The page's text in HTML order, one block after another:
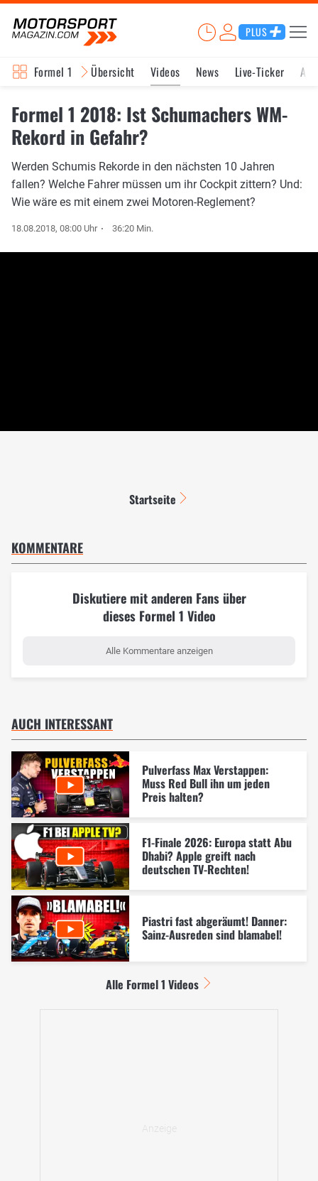
PLUS
Formel 1 Übersicht Videos News Live-Ticker
Formel 1 2018: Ist Schumachers WM-
Rekord in Gefahr?
Werden Schumis Rekorde in den nächsten 10 Jahren
fallen? Welche Fahrer müssen um ihr Cockpit zittern? Und:
Wie wäre es mit einem zwei Motoren-Reglement?
18.08.2018, 08:00 Uhr 36:20 Min.
Startseite
KOMMENTARE
Diskutiere mit anderen Fans über
dieses Formel 1 Video
Alle Kommentare anzeigen
AUCH INTERESSANT
Pulverfass Max Verstappen:
Muss Red Bull ihn um jeden
Preis halten?
F1-Finale 2026: Europa statt Abu
Dhabi? Apple greift nach
deutschen TV-Rechten!
Piastri fast abgeräumt! Danner:
Sainz-Ausreden sind blamabel!
Alle Formel 1 Videos